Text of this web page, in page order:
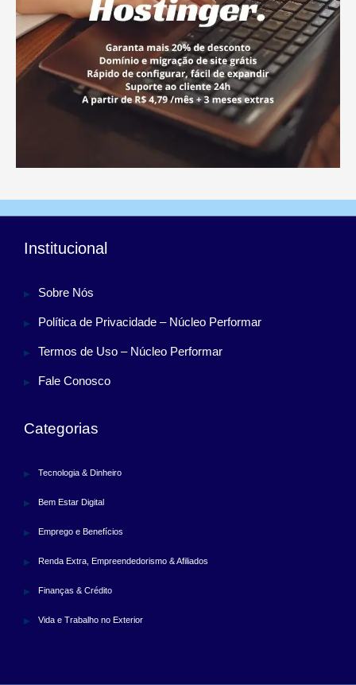
Institucional
Sobre Nós
Política de Privacidade – Núcleo Performar
Termos de Uso – Núcleo Performar
Fale Conosco
Categorias
Tecnologia & Dinheiro
Bem Estar Digital
Emprego e Benefícios
Renda Extra, Empreendedorismo & Afiliados
Finanças & Crédito
Vida e Trabalho no Exterior